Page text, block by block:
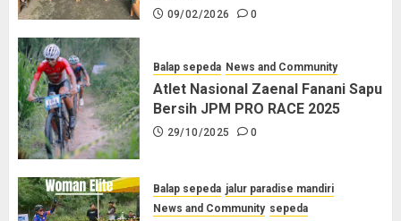
09/02/2026 0
Balap sepeda News and Community
Atlet Nasional Zaenal Fanani Sapu
Bersih JPM PRO RACE 2025
29/10/2025 0
Balap sepeda jalur paradise mandiri
News and Community sepeda